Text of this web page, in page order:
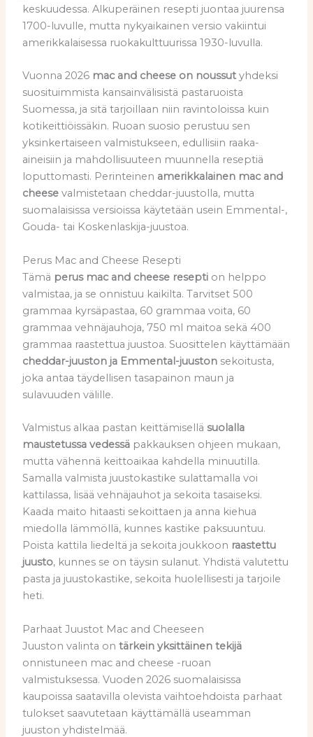
keskuudessa. Alkuperäinen resepti juontaa juurensa
1700-luvulle, mutta nykyaikainen versio vakiintui
amerikkalaisessa ruokakulttuurissa 1930-luvulla.
Vuonna 2026 mac and cheese on noussutyhdeksi
suosituimmista kansainvälisistä pastaruoista
Suomessa, ja sitä tarjoillaan niin ravintoloissa kuin
kotikeittiöissäkin. Ruoan suosio perustuu sen
yksinkertaiseen valmistukseen, edullisiin raaka-
aineisiin ja mahdollisuuteen muunnella reseptiä
loputtomasti. Perinteinen amerikkalainen mac and
cheesevalmistetaan cheddar-juustolla, mutta
suomalaisissa versioissa käytetään usein Emmental-,
Gouda- tai Koskenlaskija-juustoa.
Perus Mac and Cheese Resepti
Tämä perus mac and cheese reseption helppo
valmistaa, ja se onnistuu kaikilta. Tarvitset 500
grammaa kyrsäpastaa, 60 grammaa voita, 60
grammaa vehnäjauhoja, 750 ml maitoa sekä 400
grammaa raastettua juustoa. Suosittelen käyttämään
cheddar-juuston ja Emmental-juustonsekoitusta,
joka antaa täydellisen tasapainon maun ja
sulavuuden välille.
Valmistus alkaa pastan keittämisellä suolalla
maustetussa vedessäpakkauksen ohjeen mukaan,
mutta vähennä keittoaikaa kahdella minuutilla.
Samalla valmista juustokastike sulattamalla voi
kattilassa, lisää vehnäjauhot ja sekoita tasaiseksi.
Kaada maito hitaasti sekoittaen ja anna kiehua
miedolla lämmöllä, kunnes kastike paksuuntuu.
Poista kattila liedeltä ja sekoita joukkoon raastettu
juusto, kunnes se on täysin sulanut. Yhdistä valutettu
pasta ja juustokastike, sekoita huolellisesti ja tarjoile
heti.
Parhaat Juustot Mac and Cheeseen
Juuston valinta on tärkein yksittäinen tekijä
onnistuneen mac and cheese -ruoan
valmistuksessa. Vuoden 2026 suomalaisissa
kaupoissa saatavilla olevista vaihtoehdoista parhaat
tulokset saavutetaan käyttämällä useamman
juuston yhdistelmää.